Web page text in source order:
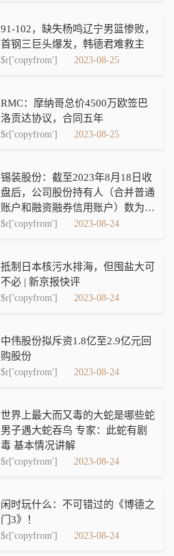
91-102，缺失杨鸣辽宁男篮惨败，
首钢三巨头爆发，韩德君难救主
$r['copyfrom'] 2023-08-25
RMC：摩纳哥总价4500万欧签巴
洛贡达协议，合同五年
$r['copyfrom'] 2023-08-25
锡装股份：截至2023年8月18日收
盘后，公司股份持有人（合并普通
账户和融资融券信用账户）数为
11,032户，机构投资者户数为884
$r['copyfrom'] 2023-08-24
抵制日本核污水排海，但囤盐大可
不必 | 新京报快评
$r['copyfrom'] 2023-08-24
中伟股份拟斥资1.8亿至2.9亿元回
购股份
$r['copyfrom'] 2023-08-24
世界上最大而又毒的大蛇是哪些蛇
男子遇大蛇吞鸟 专家：此蛇有剧
毒 基本情况讲解
$r['copyfrom'] 2023-08-24
闲时玩什么：不可错过的《博德之
门3》！
$r['copyfrom'] 2023-08-24